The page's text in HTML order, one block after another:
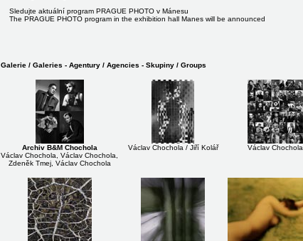
Sledujte aktuální program PRAGUE PHOTO v Mánesu
The PRAGUE PHOTO program in the exhibition hall Manes will be announced
Galerie / Galeries - Agentury / Agencies - Skupiny / Groups
Archiv B&M Chochola
Václav Chochola, Václav Chochola,
Zdeněk Tmej, Václav Chochola
Václav Chochola / Jiří Kolář Václav Chochola